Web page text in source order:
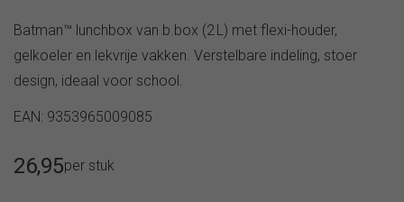
Batman™ lunchbox van b.box (2 L) met flexi-houder,
gelkoeler en lekvrije vakken. Verstelbare indeling, stoer
design, ideaal voor school.
EAN: 9353965009085
26,95per stuk